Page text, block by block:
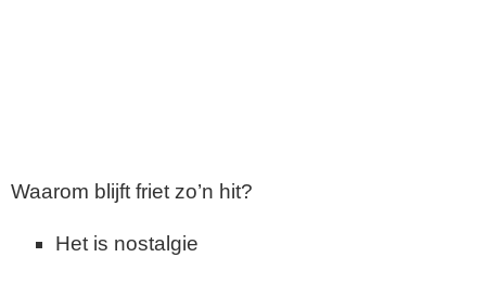
Waarom blijft friet zo’n hit?
Het is nostalgie